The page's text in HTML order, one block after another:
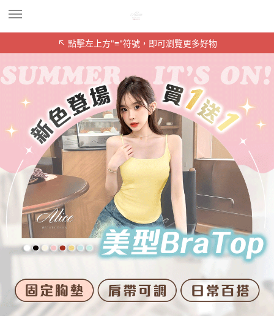
↖ 點擊左上方"≡"符號，即可瀏覽更多好物